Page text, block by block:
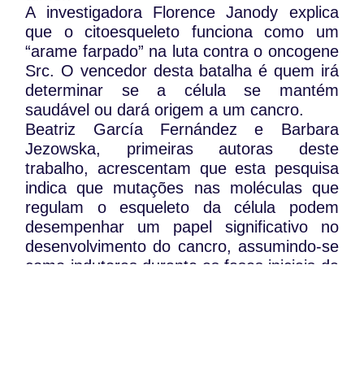
A investigadora Florence Janody explica
que o citoesqueleto funciona como um
“arame farpado” na luta contra o oncogene
Src. O vencedor desta batalha é quem irá
determinar se a célula se mantém
saudável ou dará origem a um cancro.
Beatriz García Fernández e Barbara
Jezowska, primeiras autoras deste
trabalho, acrescentam que esta pesquisa
indica que mutações nas moléculas que
regulam o esqueleto da célula podem
desempenhar um papel significativo no
desenvolvimento do cancro, assumindo-se
como indutoras durante as fases iniciais da